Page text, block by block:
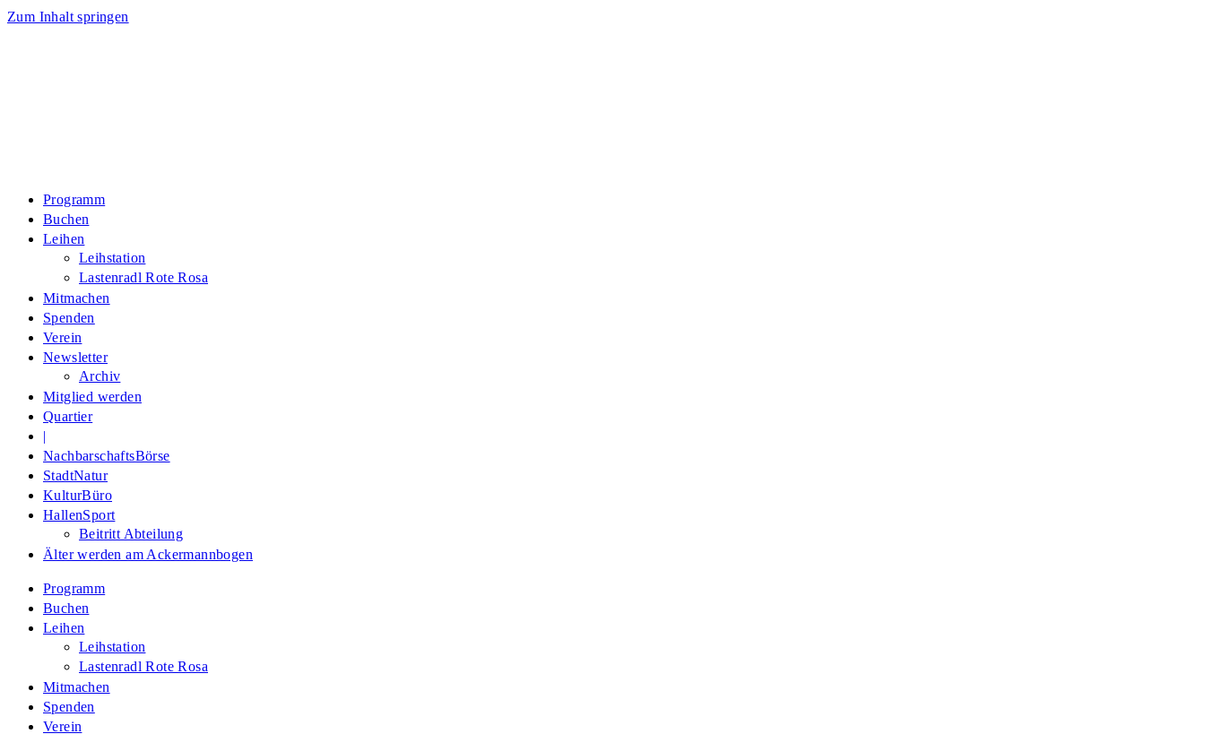
Zum Inhalt springen
Programm
Buchen
Leihen
Leihstation
Lastenradl Rote Rosa
Mitmachen
Spenden
Verein
Newsletter
Archiv
Mitglied werden
Quartier
|
NachbarschaftsBörse
StadtNatur
KulturBüro
HallenSport
Beitritt Abteilung
Älter werden am Ackermannbogen
Programm
Buchen
Leihen
Leihstation
Lastenradl Rote Rosa
Mitmachen
Spenden
Verein